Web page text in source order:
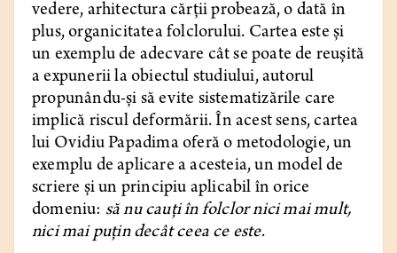
vedere, arhitectura cărții probează, o dată în
plus, organicitatea folclorului. Cartea este și
un exemplu de adecvare cât se poate de reușită
a expunerii la obiectul studiului, autorul
propunându-și să evite sistematizările care
implică riscul deformării. În acest sens, cartea
lui Ovidiu Papadima oferă o metodologie, un
exemplu de aplicare a acesteia, un model de
scriere și un principiu aplicabil în orice
domeniu: să nu cauți în folclor nici mai mult,
nici mai puțin decât ceea ce este.